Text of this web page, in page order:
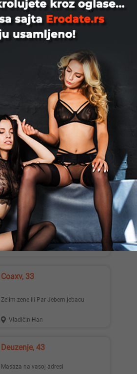
uzivanje....par gde bi oba muskarca
punili damu, dupla penet...
Beograd
Normalan, kulturan, obrazovoan,
dobronameran i sloboda muškarac u...
MazaiLunja, 30
NO LIMIT PARTY Svake subote od 22h
swing party u spa apartmanu Dobro
dosli su parovi,solo dame i...
Beograd
Zoli36, 38
Usrecio bi zenu koja bi zelela prirodnim
da se ostvari kao majka,takodje moze
se javiti i bracni ...
Kovin
Coaxv, 33
Zelim zene ili Par Jebem jebacu
Vladičin Han
Deuzenje, 43
Masaza na vasoj adresi